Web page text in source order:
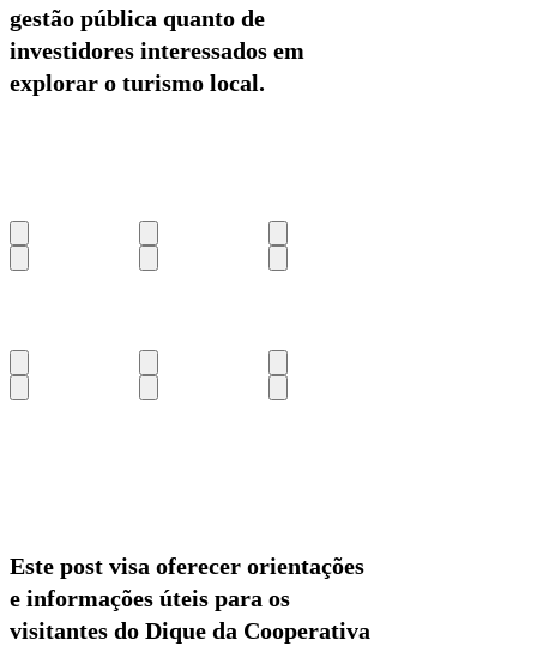
gestão pública quanto de
investidores interessados em
explorar o turismo local.
Este post visa oferecer orientações
e informações úteis para os
visitantes do Dique da Cooperativa